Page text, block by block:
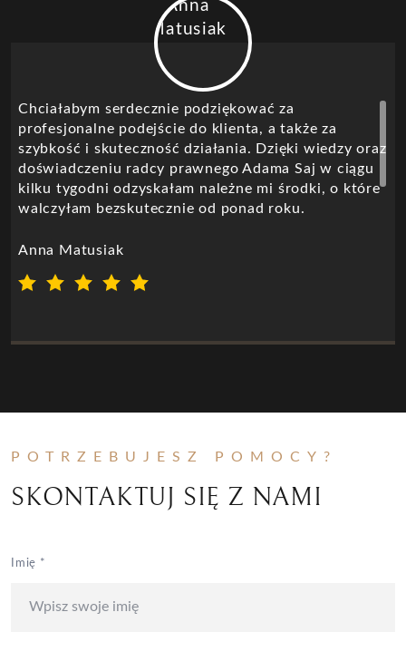
Chciałabym serdecznie podziękować za
profesjonalne podejście do klienta, a także za
szybkość i skuteczność działania. Dzięki wiedzy oraz
doświadczeniu radcy prawnego Adama Saj w ciągu
kilku tygodni odzyskałam należne mi środki, o które
walczyłam bezskutecznie od ponad roku.
zaangażowanie.
Anna Matusiak
POTRZEBUJESZ POMOCY?
SKONTAKTUJ SIĘ Z NAMI
kancelarii Adam Saj
Imię *